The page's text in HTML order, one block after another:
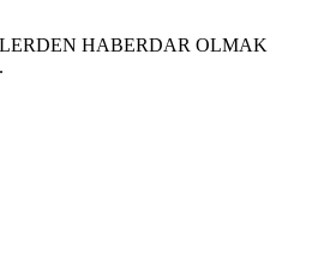
HABERDAR OLMAK